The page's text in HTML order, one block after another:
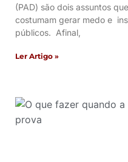
(PAD) são dois assuntos
costumam gerar medo e
públicos. Afinal,
Ler Artigo »